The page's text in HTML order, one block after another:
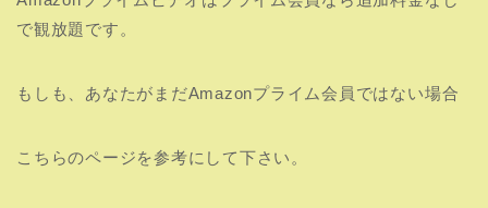
で観放題です。
もしも、あなたがまだAmazonプライム会員ではない場合
こちらのページを参考にして下さい。